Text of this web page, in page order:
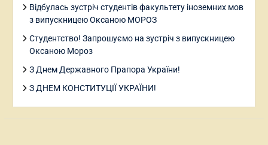
Відбулась зустріч студентів факультету іноземних мов
з випускницею Оксаною МОРОЗ
Студентство! Запрошуємо на зустріч з випускницею
Оксаною Мороз
З Днем Державного Прапора України!
З ДНЕМ КОНСТИТУЦІЇ УКРАЇНИ!